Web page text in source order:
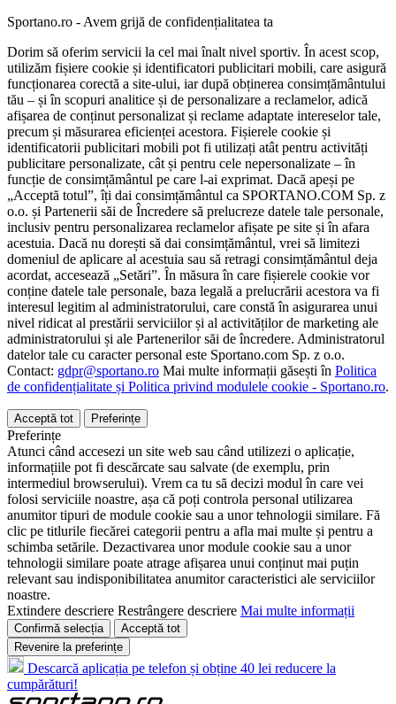
Sportano.ro - Avem grijă de confidențialitatea ta
Dorim să oferim servicii la cel mai înalt nivel sportiv. În acest scop,
utilizăm fișiere cookie și identificatori publicitari mobili, care asigură
funcționarea corectă a site-ului, iar după obținerea consimțământului
tău – și în scopuri analitice și de personalizare a reclamelor, adică
afișarea de conținut personalizat și reclame adaptate intereselor tale,
precum și măsurarea eficienței acestora. Fișierele cookie și
identificatorii publicitari mobili pot fi utilizați atât pentru activități
publicitare personalizate, cât și pentru cele nepersonalizate – în
funcție de consimțământul pe care l-ai exprimat. Dacă apeși pe
„Acceptă totul”, îți dai consimțământul ca SPORTANO.COM Sp. z
o.o. și Partenerii săi de Încredere să prelucreze datele tale personale,
inclusiv pentru personalizarea reclamelor afișate pe site și în afara
acestuia. Dacă nu dorești să dai consimțământul, vrei să limitezi
domeniul de aplicare al acestuia sau să retragi consimțământul deja
acordat, accesează „Setări”. În măsura în care fișierele cookie vor
conține datele tale personale, baza legală a prelucrării acestora va fi
interesul legitim al administratorului, care constă în asigurarea unui
nivel ridicat al prestării serviciilor și al activităților de marketing ale
administratorului și ale Partenerilor săi de încredere. Administratorul
datelor tale cu caracter personal este Sportano.com Sp. z o.o.
Contact: gdpr@sportano.ro Mai multe informații găsești în Politica
de confidențialitate și Politica privind modulele cookie - Sportano.ro.
Acceptă tot Preferințe
Preferințe
Atunci când accesezi un site web sau când utilizezi o aplicație,
informațiile pot fi descărcate sau salvate (de exemplu, prin
intermediul browserului). Vrem ca tu să decizi modul în care vei
folosi serviciile noastre, așa că poți controla personal utilizarea
anumitor tipuri de module cookie sau a unor tehnologii similare. Fă
clic pe titlurile fiecărei categorii pentru a afla mai multe și pentru a
schimba setările. Dezactivarea unor module cookie sau a unor
tehnologii similare poate atrage afișarea unui conținut mai puțin
relevant sau indisponibilitatea anumitor caracteristici ale serviciilor
noastre.
Extindere descriere Restrângere descriere Mai multe informații
Confirmă selecția
Acceptă tot
Revenire la preferințe
Descarcă aplicația pe telefon și obține 40 lei reducere la
cumpărături!